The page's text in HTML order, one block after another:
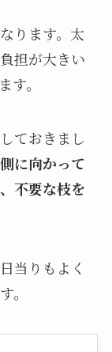
ります。太
担が大きい
。
ておきまし
に向かって
不要な枝を
当りもよく
。